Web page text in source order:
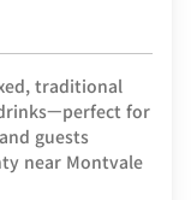
traditional
for
guests
near Montvale